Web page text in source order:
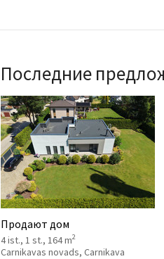
Последние
Продают дом
4 ist., 1 st., 164 m2
Carnikavas novads, Carnikava